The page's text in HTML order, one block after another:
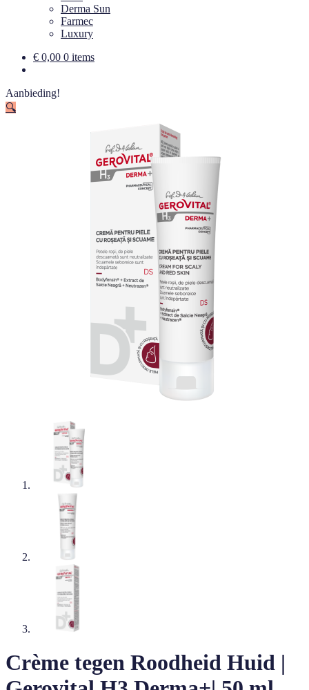
Derma Sun
Farmec
Luxury
€ 0,00 0 items
Aanbieding!
🔍
Crème tegen Roodheid Huid |